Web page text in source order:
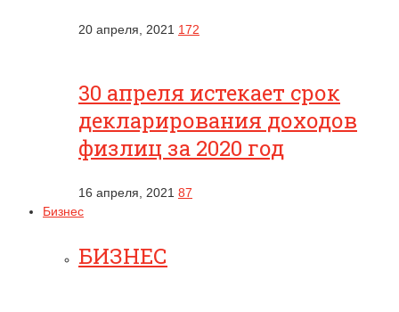
20 апреля, 2021 172
30 апреля истекает срок
декларирования доходов
физлиц за 2020 год
16 апреля, 2021 87
Бизнес
БИЗНЕС